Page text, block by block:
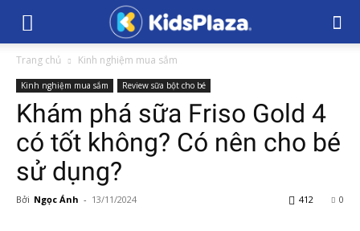
Trang chủ Kinh nghiệm mua sắm
Kinh nghiệm mua sắm Review sữa bột cho bé
Khám phá sữa Friso Gold 4
có tốt không? Có nên cho bé
sử dụng?
Bởi Ngọc Ánh - 13/11/2024 0
412